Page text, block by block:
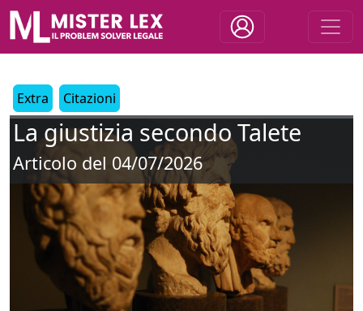
Extra Citazioni
La giustizia secondo Talete
Articolo del 04/07/2026